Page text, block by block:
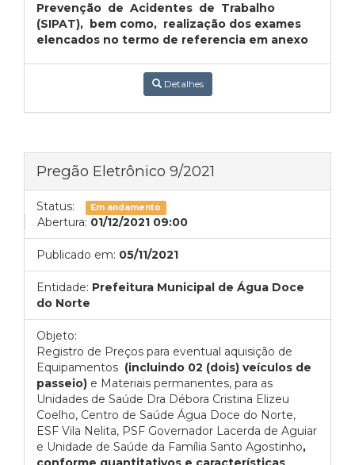
Prevenção de Acidentes de Trabalho
(SIPAT), bem como, realização dos exames
elencados no termo de referencia em anexo
Detalhes
Pregão Eletrônico 9/2021
Status: Em andamento
Abertura: 01/12/2021 09:00
Publicado em: 05/11/2021
Entidade: Prefeitura Municipal de Água Doce
do Norte
Objeto:
Registro de Preços para eventual aquisição de
Equipamentos (incluindo 02 (dois) veículos de
passeio) e Materiais permanentes, para as
Unidades de Saúde Dra Débora Cristina Elizeu
Coelho, Centro de Saúde Água Doce do Norte,
ESF Vila Nelita, PSF Governador Lacerda de Aguiar
e Unidade de Saúde da Família Santo Agostinho,